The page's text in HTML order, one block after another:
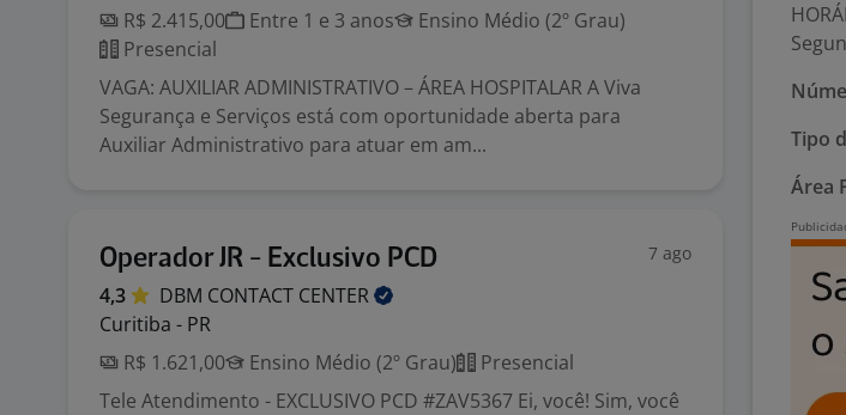
R$ 2.415,00
Entre 1 e 3 anos
Ensino Médio (2º Grau)
Presencial
VAGA: AUXILIAR ADMINISTRATIVO – ÁREA HOSPITALAR A Viva
Segurança e Serviços está com oportunidade aberta para
Auxiliar Administrativo para atuar em am...
Operador JR - Exclusivo PCD 7 ago
4,3 DBM CONTACT CENTER
Curitiba - PR
R$ 1.621,00
Ensino Médio (2º Grau)
Presencial
Tele Atendimento - EXCLUSIVO PCD #ZAV5367 Ei, você! Sim, você
Tipo
Área